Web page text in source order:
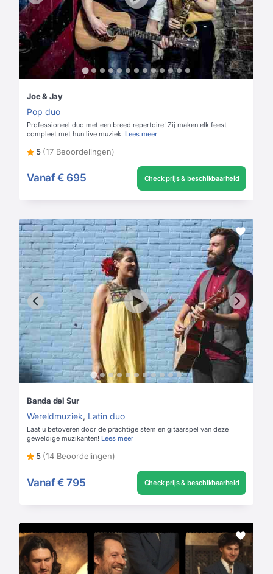
Joe & Jay
Pop duo
Professioneel duo met een breed repertoire! Zij maken elk feest
compleet met hun live muziek. Lees meer
5 (17 Beoordelingen)
Vanaf € 695 Check prijs & beschikbaarheid
Banda del Sur
Wereldmuziek, Latin duo
Laat u betoveren door de prachtige stem en gitaarspel van deze
geweldige muzikanten! Lees meer
5 (14 Beoordelingen)
Vanaf € 795 Check prijs & beschikbaarheid